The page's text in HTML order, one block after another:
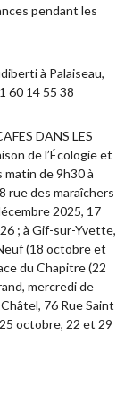
pendant les
à Palaiseau,
60 14 55 38
DANS LES
de l’Écologie et
de 9h30 à
rue des maraîchers
2025, 17
; à Gif-sur-Yvette,
(18 octobre et
du Chapitre (22
mercredi de
76 Rue Saint
octobre, 22 et 29